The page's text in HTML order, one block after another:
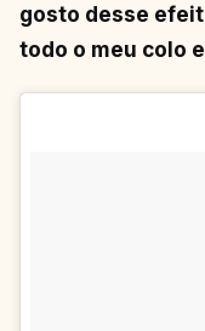
gosto desse
todo o meu colo